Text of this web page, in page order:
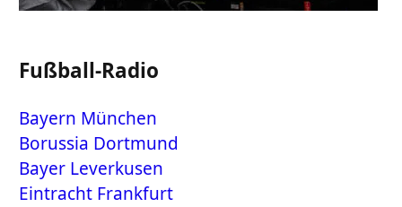
Fußball-Radio
Bayern München
Borussia Dortmund
Bayer Leverkusen
Eintracht Frankfurt